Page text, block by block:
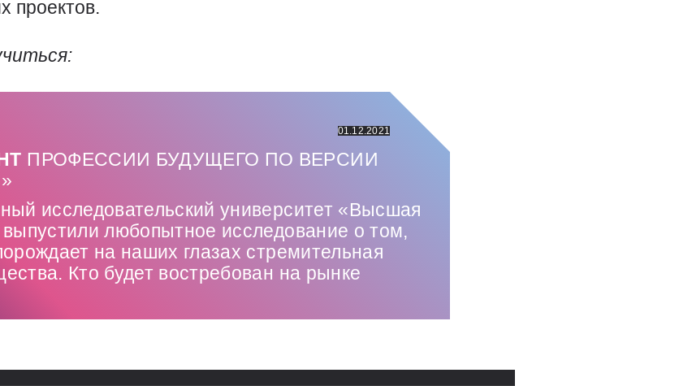
проектов.
01.12.2021
ПРОФЕССИИ БУДУЩЕГО ПО ВЕРСИИ
исследовательский университет «Высшая
любопытное исследование о том,
на наших глазах стремительная
Кто будет востребован на рынке